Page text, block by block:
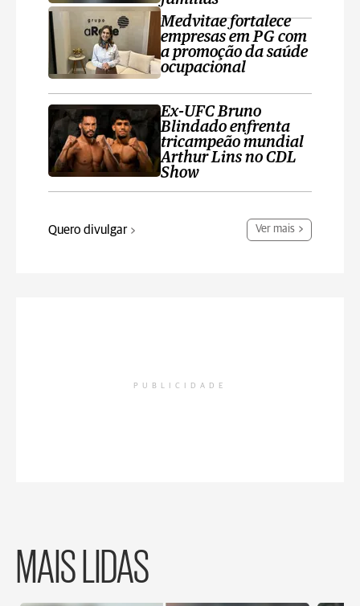
Medvitae fortalece
empresas em PG com
a promoção da saúde
ocupacional
Ex-UFC Bruno
Blindado enfrenta
tricampeão mundial
Arthur Lins no CDL
Show
Quero divulgar Ver mais
PUBLICIDADE
MAIS LIDAS